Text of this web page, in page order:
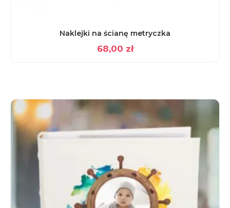
Naklejki na ścianę metryczka
68,00 zł